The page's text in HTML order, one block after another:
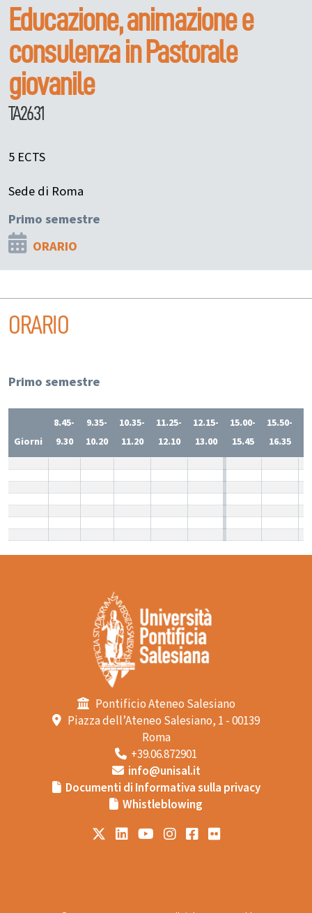
Educazione, animazione e
consulenza in Pastorale
giovanile
TA2631
5 ECTS
Sede di Roma
Primo semestre
ORARIO
ORARIO
Primo semestre
Giorni
8.45-
9.30
9.35-
10.20
10.35-
11.20
11.25-
12.10
12.15-
13.00
15.00-
15.45
15.50-
16.35
Pontificio Ateneo Salesiano
Piazza dell’Ateneo Salesiano, 1 - 00139
Roma
+39.06.872901
info@unisal.it
Documenti di Informativa sulla privacy
Whistleblowing